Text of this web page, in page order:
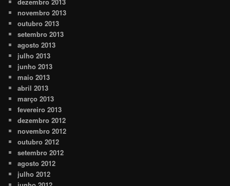
dezembro 2013
novembro 2013
outubro 2013
setembro 2013
agosto 2013
julho 2013
junho 2013
maio 2013
abril 2013
março 2013
fevereiro 2013
dezembro 2012
novembro 2012
outubro 2012
setembro 2012
agosto 2012
julho 2012